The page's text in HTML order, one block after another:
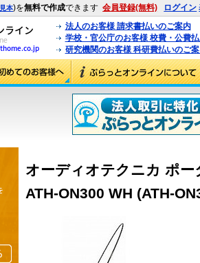
見本)を無料で作成できます 会員登録(無料) ログイン
法人のお客様 請求書払いのご案内
学校・官公庁のお客様 校費・公費
研究機関のお客様 科研費払いのご
オーディオテクニカ ポ
ATH-ON300 WH (ATH-